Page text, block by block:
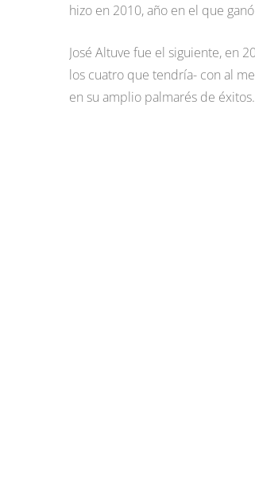
hizo en 2010, año en el que
José Altuve fue el siguiente, en
los cuatro que tendría- con al
en su amplio palmarés de éxitos.